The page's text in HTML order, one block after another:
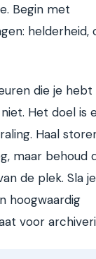
Begin met
die je hebt
Het doel is
Haal
maar behoud
de plek. Sla
hoogwaardig
voor